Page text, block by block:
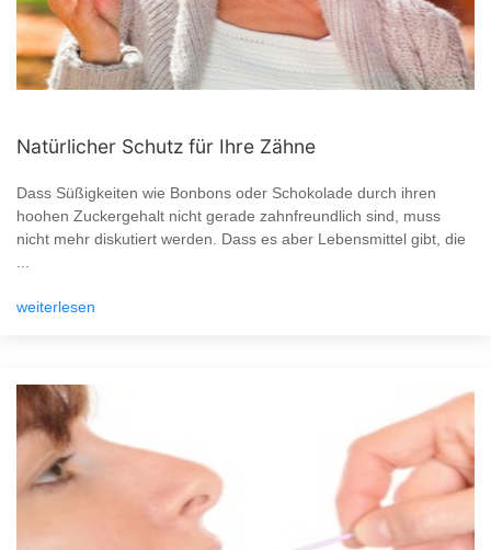
Natürlicher Schutz für Ihre Zähne
Dass Süßigkeiten wie Bonbons oder Schokolade durch ihren
hoohen Zuckergehalt nicht gerade zahnfreundlich sind, muss
nicht mehr diskutiert werden. Dass es aber Lebensmittel gibt, die
...
weiterlesen